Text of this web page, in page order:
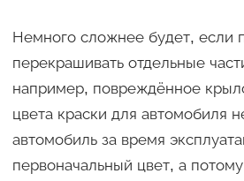
Немного сложнее будет, если
перекрашивать отдельные
например, повреждённое
цвета краски для автомобиля
автомобиль за время
первоначальный цвет, а